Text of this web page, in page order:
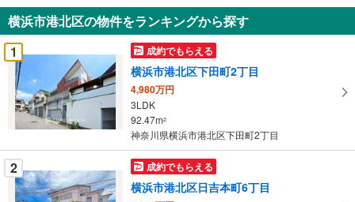
知
を
受
け
取
る
・
条
件
を
マ
横浜市港北区の物件をランキングから探す
1
成約でもらえる
横浜市港北区下田町2丁目
4,980万円
3LDK
92.47m2
神奈川県横浜市港北区下田町2丁目
2 成約でもらえる
横浜市港北区日吉本町6丁目